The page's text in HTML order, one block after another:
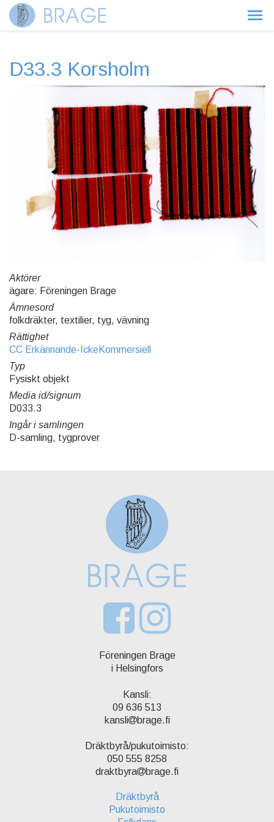
D33.3 Korsholm
Aktörer
ägare: Föreningen Brage
Ämnesord
folkdräkter, textilier, tyg, vävning
Rättighet
CC Erkännande-IckeKommersiell
Typ
Fysiskt objekt
Media id/signum
D033.3
Ingår i samlingen
D-samling, tygprover
Föreningen Brage
i Helsingfors
Kansli:
09 636 513
kansli
brage.fi
Dräktbyrå/pukutoimisto:
050 555 8258
draktbyra
brage.fi
Dräktbyrå
Pukutoimisto